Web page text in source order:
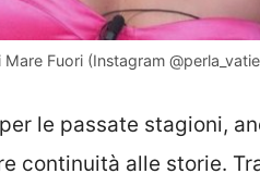
Fuori (Instagram
le passate stagioni,
continuità alle storie.